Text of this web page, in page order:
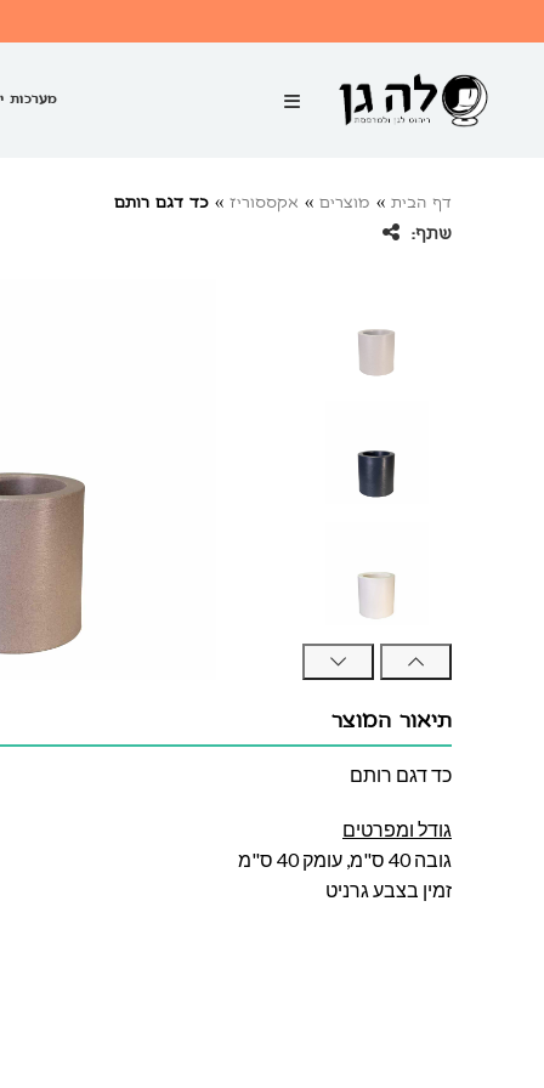
מערכות
דף הבית » מוצרים » אקססוריז » כד דגם רותם
שתף:
תיאור המוצר
כד דגם רותם
גודל ומפרטים
גובה 40 ס"מ, עומק 40 ס"מ
זמין בצבע גרניט